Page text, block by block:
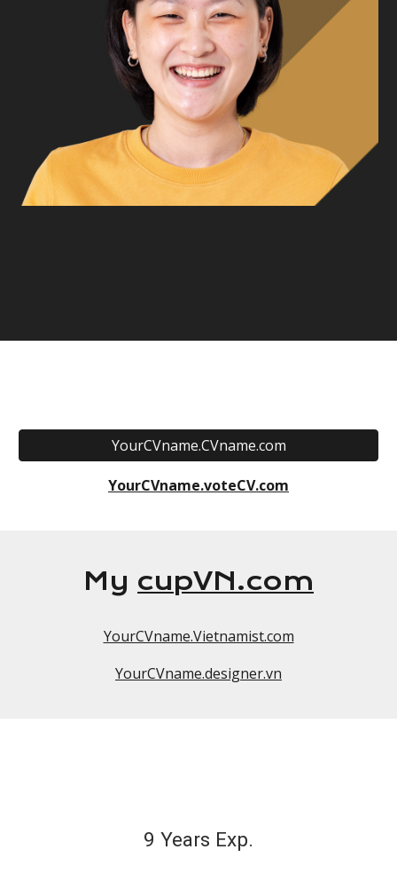
YourCVname.CVname.com
YourCVname.voteCV.com
My cupVN.com
YourCVname.Vietnamist.com
YourCVname.designer.vn
9 Years Exp.